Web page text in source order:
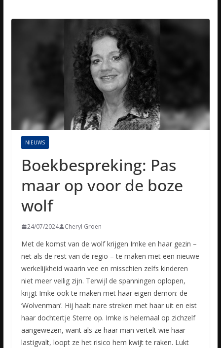
NIEUWS
Boekbespreking: Pas
maar op voor de boze
wolf
24/07/2024 Cheryl Groen
Met de komst van de wolf krijgen Imke en haar gezin –
net als de rest van de regio – te maken met een nieuwe
werkelijkheid waarin vee en misschien zelfs kinderen
niet meer veilig zijn. Terwijl de spanningen oplopen,
krijgt Imke ook te maken met haar eigen demon: de
‘Wolvenman’. Hij haalt nare streken met haar uit en eist
haar dochtertje Sterre op. Imke is helemaal op zichzelf
aangewezen, want als ze haar man vertelt wie haar
lastigvalt, loopt ze het risico hem kwijt te raken. Lukt